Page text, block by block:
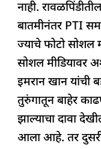
नाही.
बातमीनंतर PTI
ज्याचे फोटो सोशल
सोशल मीडियावर
इमरान खान यांची
तुरुंगातून बाहेर
झाल्याचा दावा
आला आहे. तर